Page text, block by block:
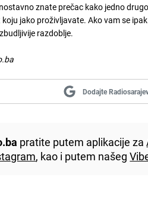
znate prečac kako jedno
jako proživljavate. Ako vam se
razdoblje.
Dodajte
pratite putem aplikacije za
, kao i putem našeg